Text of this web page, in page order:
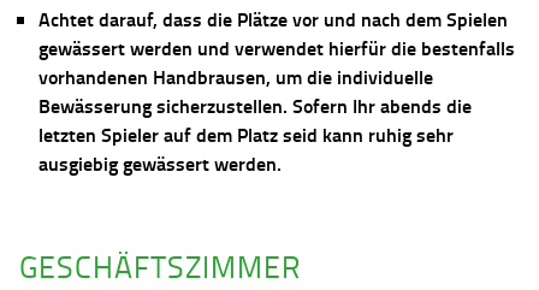
Achtet darauf, dass die Plätze vor und nach dem Spielen
gewässert werden und verwendet hierfür die bestenfalls
vorhandenen Handbrausen, um die individuelle
Bewässerung sicherzustellen. Sofern Ihr abends die
letzten Spieler auf dem Platz seid kann ruhig sehr
ausgiebig gewässert werden.
GESCHÄFTSZIMMER